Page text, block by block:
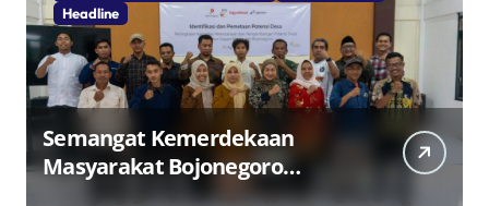
Headline
Semangat Kemerdekaan
Masyarakat Bojonegoro
Bangun Desa Mandiri Ekonomi